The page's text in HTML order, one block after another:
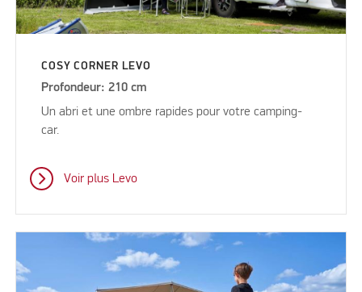
COSY CORNER LEVO
Profondeur: 210 cm
Un abri et une ombre rapides pour votre camping-
car.
Voir plus Levo